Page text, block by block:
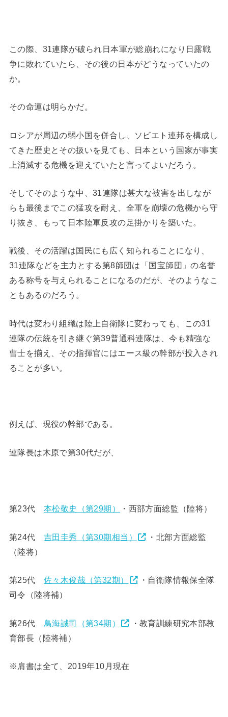
この際、31連隊が破られ日本軍が総崩れになり日露戦
争に敗れていたら、その後の日本がどうなっていたの
か。
その命運は明らかだ。
ロシアが周辺の弱小国を併合し、ソビエト連邦を構成し
てきた歴史とその扱いを見ても、日本という国家が事実
上消滅する危機を迎えていたと言ってよいだろう。
そしてそのような中、31連隊は甚大な被害を出しなが
らも最後までこの猛攻を耐え、全軍を崩壊の危機から守
り抜き、もって日本陸軍反攻の足掛かりを築いた。
戦後、その活躍は国民にも広く知られることになり、
31連隊などを主力とする第8師団は「国宝師団」の名誉
ある称号を与えられることになるのだが、そのようなこ
ともあるのだろう。
時代は変わり組織は陸上自衛隊に変わっても、この31
連隊の伝統を引き継ぐ第39普通科連隊は、今も精強な
曹士を揃え、その指揮官にはエース級の幹部が投入され
ることが多い。
例えば、現役の幹部である。
連隊長は木原で第30代だが、
第23代 本松敬史（第29期） ・西部方面総監（陸将）
第24代 吉田圭秀（第30期相当）
・北部方面総監
（陸将）
第25代 佐々木俊哉（第32期）
・自衛隊情報保全隊
司令（陸将補）
第26代 鳥海誠司（第34期）
・教育訓練研究本部教
育部長（陸将補）
※肩書は全て、2019年10月現在